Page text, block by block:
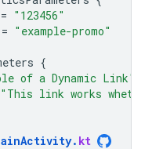
= "123456"
= "example-promo"
{
of a Dynamic Link"
"This link works
. kt